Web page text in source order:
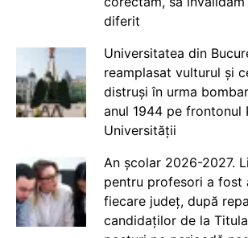
diferit
Universitatea din
reamplasat vulturul și
distruși în urma
anul 1944 pe frontonul
Universității
An școlar 2026-2027.
pentru profesori a fost
fiecare județ, după
candidaților de la